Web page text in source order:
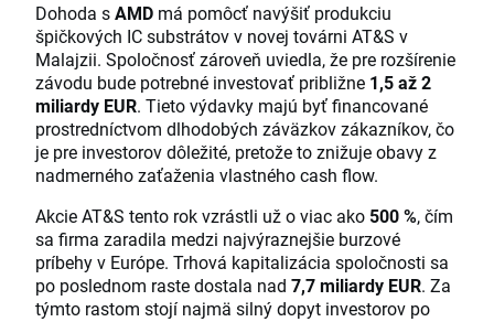
Dohoda sAMD má pomôcť navýšiť produkciu
špičkových IC substrátov v novej továrni AT&S v
Malajzii. Spoločnosť zároveň uviedla, že pre rozšírenie
závodu bude potrebné investovať približne 1,5 až 2
miliardy EUR. Tieto výdavky majú byť financované
prostredníctvom dlhodobých záväzkov zákazníkov, čo
je pre investorov dôležité, pretože to znižuje obavy z
nadmerného zaťaženia vlastného cash flow.
Akcie AT&S tento rok vzrástli už o viac ako 500 %, čím
sa firma zaradila medzi najvýraznejšie burzové
príbehy v Európe. Trhová kapitalizácia spoločnosti sa
po poslednom raste dostala nad 7,7 miliardy EUR. Za
týmto rastom stojí najmä silný dopyt investorov po